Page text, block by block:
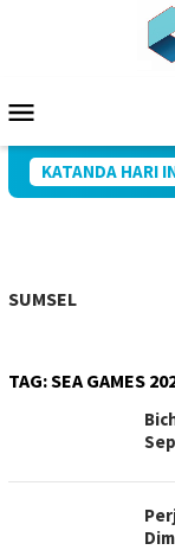
Mobile
KATANDA HARI
Raih
SUMSEL
TAG:SEA GAMES